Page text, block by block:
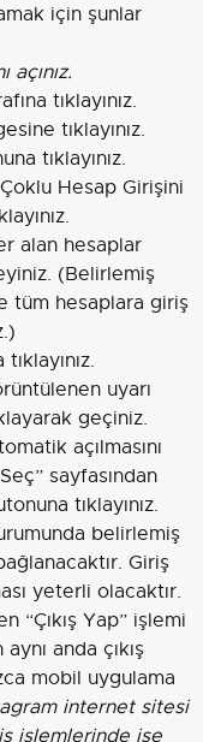
için şunlar
açınız.
tıklayınız.
tıklayınız.
tıklayınız.
Hesap Girişini
alan hesaplar
(Belirlemiş
tüm hesaplara giriş
uyarı
geçiniz.
açılmasını
sayfasından
tıklayınız.
belirlemiş
Giriş
yeterli olacaktır.
“Çıkış Yap” işlemi
anda çıkış
mobil uygulama
internet sitesi
işlemlerinde işe